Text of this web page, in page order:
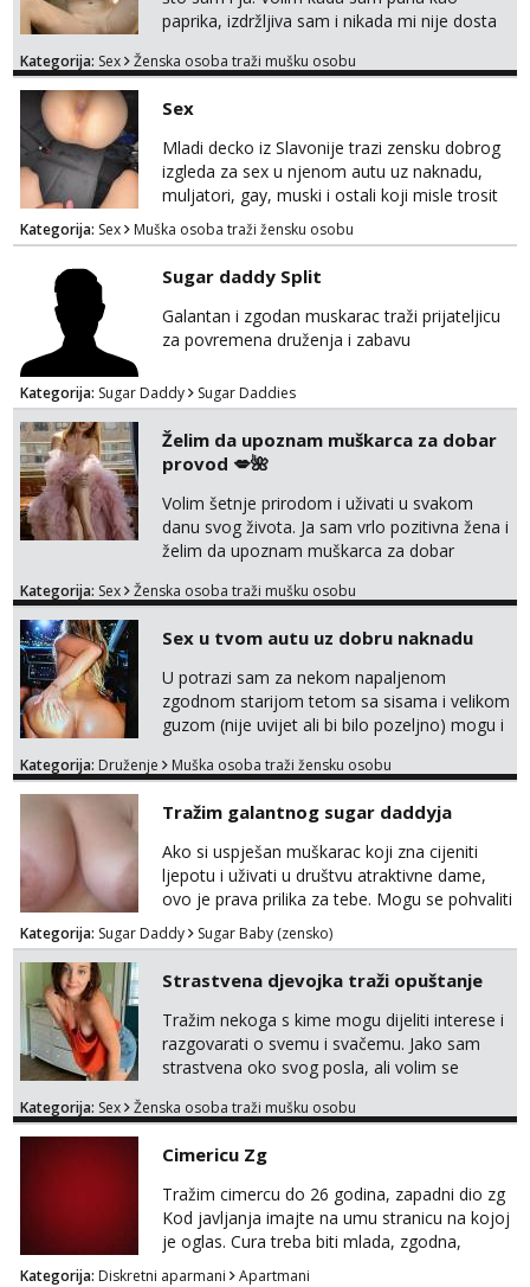
paprika, izdržljiva sam i nikada mi nije dosta
bilo kad i bilo gdje zato se javi što prije da
tamo, cekam te!
Kategorija: Sex Ženska osoba traži mušku osobu
Sex
Mladi decko iz Slavonije trazi zensku dobrog
izgleda za sex u njenom autu uz naknadu,
muljatori, gay, muski i ostali koji misle trosit
vrijeme na pisanje mogu zaobic oglas, ako si
slavonije i zainteresirana da te punim negdje
u mraku u tvom autu javi se na whatsapp
porukom 098 199 1895.
Kategorija: Sex Muška osoba traži žensku osobu
Sugar daddy Split
Galantan i zgodan muskarac traži prijateljicu
za povremena druženja i zabavu
Kategorija: Sugar Daddy Sugar Daddies
Želim da upoznam muškarca za dobar
provod 💋🌺
Volim šetnje prirodom i uživati u svakom
danu svog života. Ja sam vrlo pozitivna žena i
želim da upoznam muškarca za dobar
na link ispod i nadji me tamo, cekam te!
Kategorija: Sex Ženska osoba traži mušku osobu
Sex u tvom autu uz dobru naknadu
U potrazi sam za nekom napaljenom
zgodnom starijom tetom sa sisama i velikom
guzom (nije uvijet ali bi bilo pozeljno) mogu i
dobra zabava uz naknadu, trazim neku koja
negdje u mrak, prije seksa dobijes odmah na
ruke, molim samo ozbiljne da se javljaju one
koje se pale na seks po mracnim parkinzima,
sumarcima itd be...
Kategorija: Druženje Muška osoba traži žensku osobu
Tražim galantnog sugar daddyja
Ako si uspješan muškarac koji zna cijeniti
ljepotu i uživati u društvu atraktivne dame,
ovo je prava prilika za tebe. Mogu se pohvaliti
prekrasnim licem, dugom, njegovanom
kosom i fit figurom. Moje grudi su broj 4,a
guza je, bez lažne skromnosti, prava top
forma. Diskretno i opušteno druženje je moj
stil, bez dugačkih dopisivanja, putovanja ili
javnih pojavljivanja. Što nudim: - atraktivno i
ugo...
Kategorija: Sugar Daddy Sugar Baby (zensko)
Strastvena djevojka traži opuštanje
Tražim nekoga s kime mogu dijeliti interese i
razgovarati o svemu i svačemu. Jako sam
strastvena oko svog posla, ali volim se
Voljela bi naci nekoga pa da se nemoram
ispod i nadji me tamo, cekam te!
Kategorija: Sex Ženska osoba traži mušku osobu
Cimericu Zg
Tražim cimercu do 26 godina, zapadni dio zg
Kod javljanja imajte na umu stranicu na kojoj
je oglas. Cura treba biti mlada, zgodna,
uredna, bez poroka.
Kategorija: Diskretni aparmani Apartmani